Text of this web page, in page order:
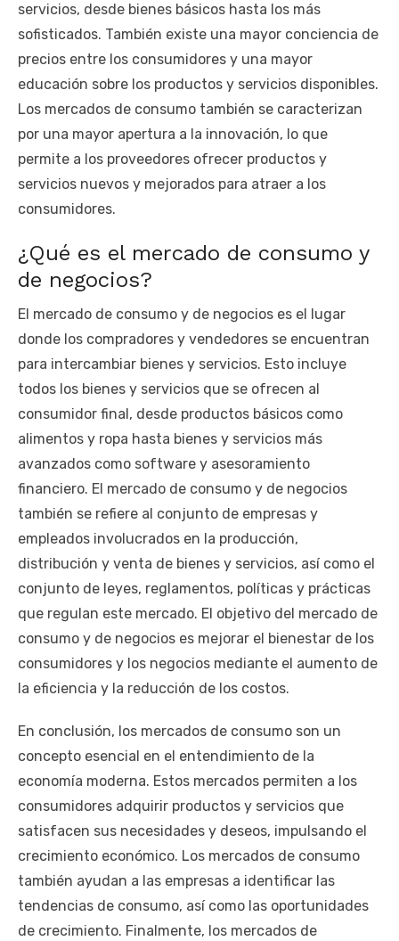
servicios, desde bienes básicos hasta los más
sofisticados. También existe una mayor conciencia de
precios entre los consumidores y una mayor
educación sobre los productos y servicios disponibles.
Los mercados de consumo también se caracterizan
por una mayor apertura a la innovación, lo que
permite a los proveedores ofrecer productos y
servicios nuevos y mejorados para atraer a los
consumidores.
¿Qué es el mercado de consumo y
de negocios?
El mercado de consumo y de negocios es el lugar
donde los compradores y vendedores se encuentran
para intercambiar bienes y servicios. Esto incluye
todos los bienes y servicios que se ofrecen al
consumidor final, desde productos básicos como
alimentos y ropa hasta bienes y servicios más
avanzados como software y asesoramiento
financiero. El mercado de consumo y de negocios
también se refiere al conjunto de empresas y
empleados involucrados en la producción,
distribución y venta de bienes y servicios, así como el
conjunto de leyes, reglamentos, políticas y prácticas
que regulan este mercado. El objetivo del mercado de
consumo y de negocios es mejorar el bienestar de los
consumidores y los negocios mediante el aumento de
la eficiencia y la reducción de los costos.
En conclusión, los mercados de consumo son un
concepto esencial en el entendimiento de la
economía moderna. Estos mercados permiten a los
consumidores adquirir productos y servicios que
satisfacen sus necesidades y deseos, impulsando el
crecimiento económico. Los mercados de consumo
también ayudan a las empresas a identificar las
tendencias de consumo, así como las oportunidades
de crecimiento. Finalmente, los mercados de